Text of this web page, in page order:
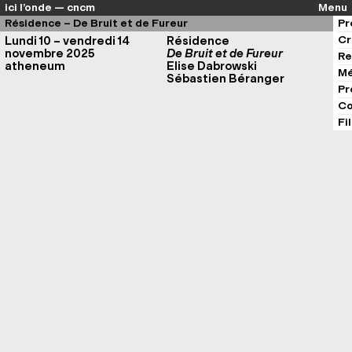
ici l’onde — cncm
Menu
Résidence – De Bruit et de Fureur
Lundi 10 – vendredi 14
novembre 2025
atheneum
Résidence
De Bruit et de Fureur
Elise Dabrowski
Sébastien Béranger